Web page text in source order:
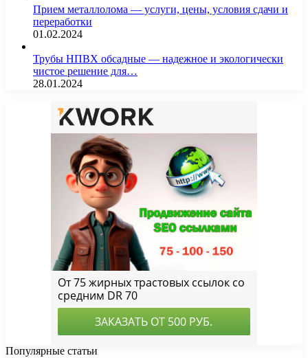
Прием металлолома — услуги, цены, условия сдачи и
переработки
01.02.2024
Трубы НПВХ обсадные — надежное и экологически
чистое решение для…
28.01.2024
Популярные статьи